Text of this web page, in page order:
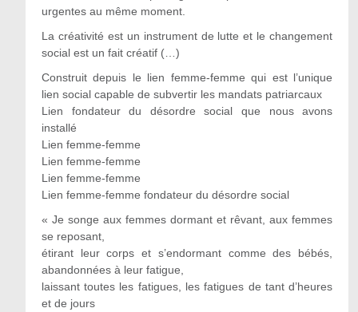
urgentes au même moment.
La créativité est un instrument de lutte et le changement
social est un fait créatif (…)
Construit depuis le lien femme-femme qui est l’unique
lien social capable de subvertir les mandats patriarcaux
Lien fondateur du désordre social que nous avons
installé
Lien femme-femme
Lien femme-femme
Lien femme-femme
Lien femme-femme fondateur du désordre social
« Je songe aux femmes dormant et rêvant, aux femmes
se reposant,
étirant leur corps et s’endormant comme des bébés,
abandonnées à leur fatigue,
laissant toutes les fatigues, les fatigues de tant d’heures
et de jours